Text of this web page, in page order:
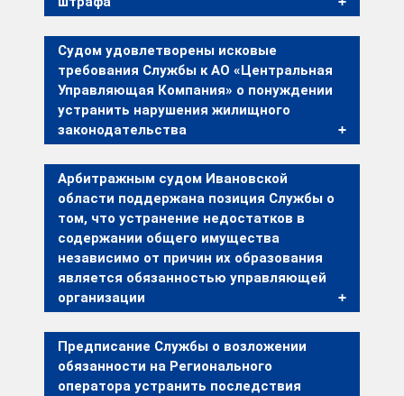
Судом удовлетворены исковые
требования Службы к АО «Центральная
Управляющая Компания» о понуждении
устранить нарушения жилищного
законодательства
Арбитражным судом Ивановской
области поддержана позиция Службы о
том, что устранение недостатков в
содержании общего имущества
независимо от причин их образования
является обязанностью управляющей
организации
Предписание Службы о возложении
обязанности на Регионального
оператора устранить последствия